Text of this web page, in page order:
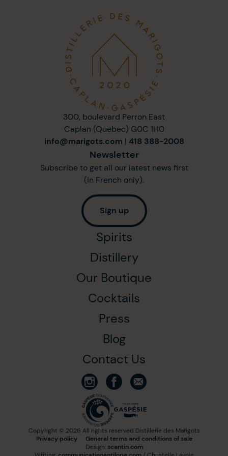
300, boulevard Perron East
Caplan (Quebec) G0C 1H0
info@marigots.com | 418 388-2008
Newsletter
Subscribe to get all our latest news first
(in French only).
Sign up
Spirits
Distillery
Our Boutique
Cocktails
Press
Blog
Contact Us
Copyright © 2026 All rights reserved Distillerie des Marigots
Privacy policy
General terms and conditions of sale
Design: scantin.com